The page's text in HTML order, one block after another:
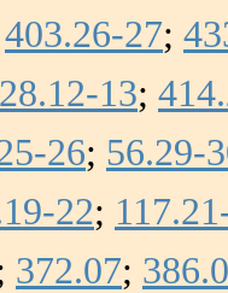
403.26-27;
13;
26; 56.29-
22;
372.07;